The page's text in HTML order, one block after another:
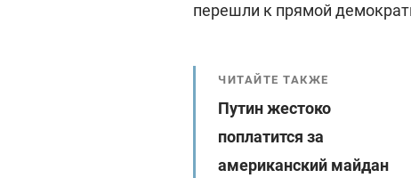
перешли к прямой
ЧИТАЙТЕ ТАКЖЕ
Путин жестоко
поплатится за
американский майдан